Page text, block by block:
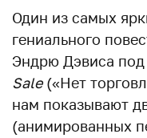
Один из самых
гениального
Эндрю Дэвиса под
Sale(«Нет
нам показывают
(анимированных